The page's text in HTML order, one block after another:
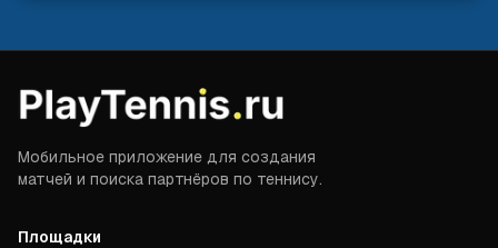
Мобильное приложение для создания
матчей и поиска партнёров по теннису.
Площадки